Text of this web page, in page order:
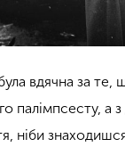
вдячна за те,
палімпсесту, а
ніби